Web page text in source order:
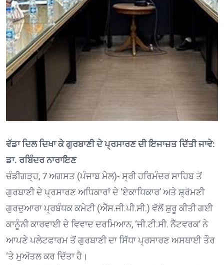
ਵੱਡਾ ਦਿਲ ਦਿਖਾ ਕੇ ਗੁਰਬਾਣੀ ਦੇ ਪ੍ਰਸਾਰਣ ਦੀ ਇਜਾਜ਼ਤ ਦਿੱਤੀ ਜਾਵੇ:
ਡਾ. ਰਬਿੰਦਰ ਨਾਰਾਇਣ
ਚੰਡੀਗੜ੍ਹ, 7 ਅਗਸਤ (ਪੰਜਾਬ ਮੇਲ)- ਸ੍ਰੀ ਹਰਿਮੰਦਰ ਸਾਹਿਬ ਤੋਂ
ਗੁਰਬਾਣੀ ਦੇ ਪ੍ਰਸਾਰਣ ਅਧਿਕਾਰਾਂ ਦੇ ‘ਏਕਾਧਿਕਾਰ’ ਅਤੇ ਸ਼੍ਰੋਮਣੀ
ਗੁਰਦੁਆਰਾ ਪ੍ਰਬੰਧਕ ਕਮੇਟੀ (ਐੱਸ.ਜੀ.ਪੀ.ਸੀ.) ਵੱਲੋਂ ਸ਼ੁਰੂ ਕੀਤੀ ਗਈ
ਕਾਨੂੰਨੀ ਕਾਰਵਾਈ ਦੇ ਵਿਵਾਦ ਦਰਮਿਆਨ, ‘ਜੀ.ਟੀ.ਸੀ. ਨੈੱਟਵਰਕ’ ਨੇ
ਆਪਣੇ ਪਲੇਟਫਾਰਮ ਤੋਂ ਗੁਰਬਾਣੀ ਦਾ ਸਿੱਧਾ ਪ੍ਰਸਾਰਣ ਅਸਥਾਈ ਤੌਰ
‘ਤੇ ਮੁਅੱਤਲ ਕਰ ਦਿੱਤਾ ਹੈ।